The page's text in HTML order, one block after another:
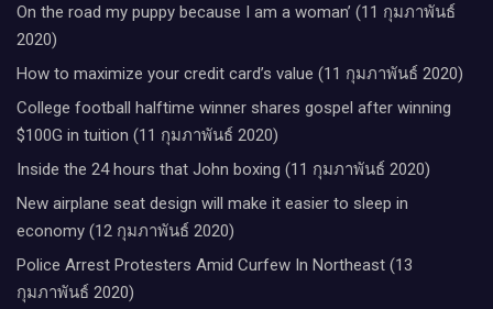
On the road my puppy because I am a woman’ (11 กุมภาพันธ์
2020)
How to maximize your credit card’s value (11 กุมภาพันธ์ 2020)
College football halftime winner shares gospel after winning
$100G in tuition (11 กุมภาพันธ์ 2020)
Inside the 24 hours that John boxing (11 กุมภาพันธ์ 2020)
New airplane seat design will make it easier to sleep in
economy (12 กุมภาพันธ์ 2020)
Police Arrest Protesters Amid Curfew In Northeast (13
กุมภาพันธ์ 2020)